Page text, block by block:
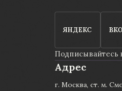
ЯНДЕКС
Подписывайтесь
Адрес
г. Москва, ст. м.